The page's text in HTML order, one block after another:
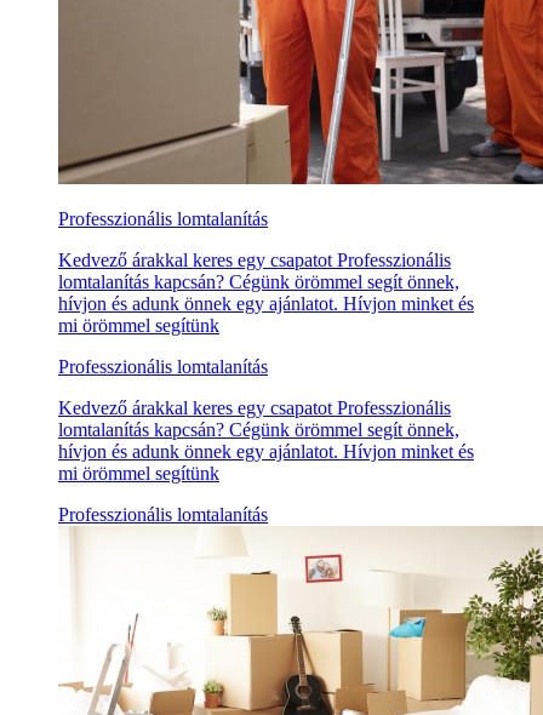
Professzionális lomtalanítás
Kedvező árakkal keres egy csapatot Professzionális
lomtalanítás kapcsán? Cégünk örömmel segít önnek,
hívjon és adunk önnek egy ajánlatot. Hívjon minket és
mi örömmel segítünk
Professzionális lomtalanítás
Kedvező árakkal keres egy csapatot Professzionális
lomtalanítás kapcsán? Cégünk örömmel segít önnek,
hívjon és adunk önnek egy ajánlatot. Hívjon minket és
mi örömmel segítünk
Professzionális lomtalanítás